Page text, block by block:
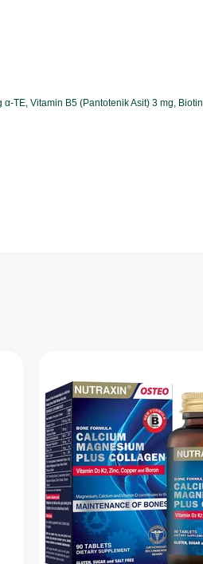
TE, Vitamin B5 (Pantotenik Asit) 3 mg, Biotin